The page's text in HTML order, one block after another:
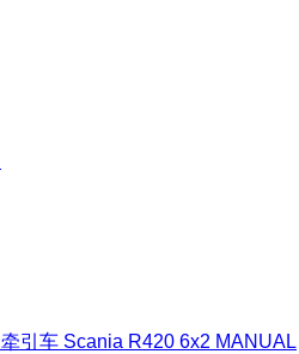
牵引车 Scania R420 6x2 MANUAL